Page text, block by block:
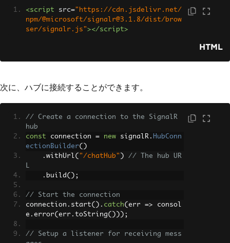
<script src="https://cdn.jsdelivr.net/
npm/@microsoft/signalr@3.1.8/dist/brow
ser/signalr.js"></script>
HTML
次に、ハブに接続することができます。
// Create a connection to the SignalR
hub
const connection = new signalR . HubConn
ectionBuilder()
. withUrl( "/chatHub" )
// The hub UR
L
. build ();
// Start the connection
connection . start(). catch( err => consol
e . error( err . toString()));
// Setup a listener for receiving mess